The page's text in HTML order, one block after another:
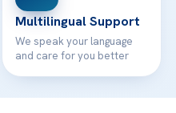
Multilingual Support
We speak your language
and care for you better